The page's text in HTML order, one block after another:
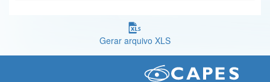
Gerar arquivo XLS